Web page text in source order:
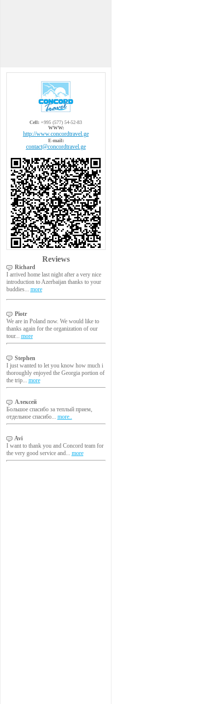
Cell: +995 (577) 54-52-83
WWW:
http://www.concordtravel.ge
E-mail:
contact@concordtravel.ge
Reviews
Richard
I arrived home last night after a very nice
introduction to Azerbaijan thanks to your
buddies... more
Piotr
We are in Poland now. We would like to
thanks again for the organization of our
tour... more
Stephen
I just wanted to let you know how much i
thoroughly enjoyed the Georgia portion of
the trip... more
Алексей
Большое спасибо за теплый прием,
отдельное спасибо... more..
Avi
I want to thank you and Concord team for
the very good service and... more